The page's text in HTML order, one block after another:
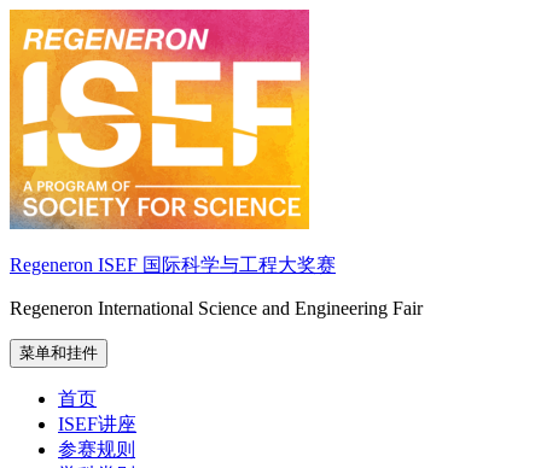
至
内
Regeneron ISEF 国际科学与工程大奖赛
Regeneron International Science and Engineering Fair
菜单和挂件
首页
ISEF讲座
参赛规则